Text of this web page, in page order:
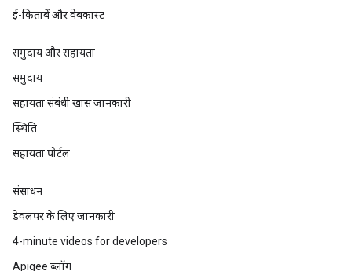
ई-किताबें और वेबकास्ट
समुदाय और सहायता
समुदाय
सहायता संबंधी खास जानकारी
स्थिति
सहायता पोर्टल
संसाधन
डेवलपर के लिए जानकारी
4-minute videos for developers
Apigee ब्लॉग